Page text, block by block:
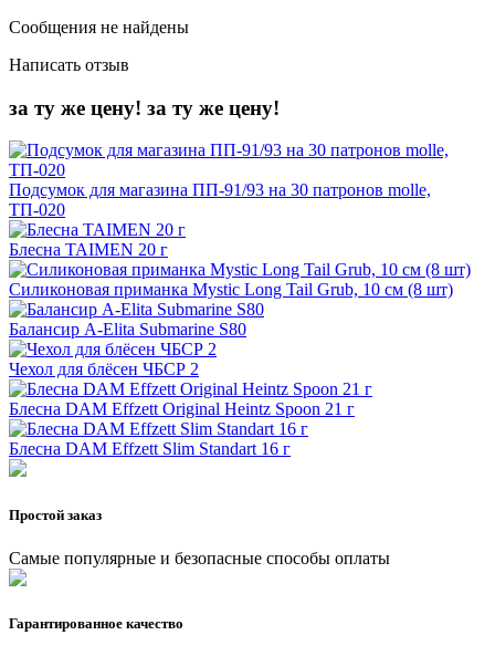
Сообщения не найдены
Написать отзыв
за ту же цену! за ту же цену!
Подсумок для магазина ПП-91/93 на 30 патронов molle,
ТП-020
Блесна TAIMEN 20 г
Силиконовая приманка Mystic Long Tail Grub, 10 см (8 шт)
Балансир A-Elita Submarine S80
Чехол для блёсен ЧБСР 2
Блесна DAM Effzett Original Heintz Spoon 21 г
Блесна DAM Effzett Slim Standart 16 г
Простой заказ
Самые популярные и безопасные способы оплаты
Гарантированное качество